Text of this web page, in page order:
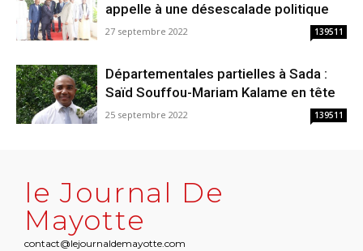
appelle à une désescalade politique
27 septembre 2022 139511
Départementales partielles à Sada :
Saïd Souffou-Mariam Kalame en tête
25 septembre 2022 139511
le Journal De
Mayotte
contact@lejournaldemayotte.com